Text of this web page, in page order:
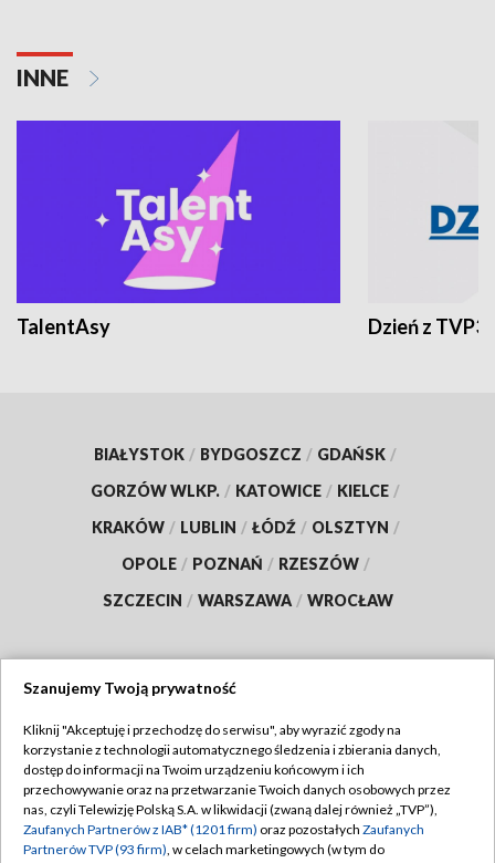
INNE
TalentAsy Dzień z TVP3
BIAŁYSTOK / BYDGOSZCZ / GDAŃSK /
GORZÓW WLKP. / KATOWICE / KIELCE /
KRAKÓW / LUBLIN / ŁÓDŹ / OLSZTYN /
OPOLE / POZNAŃ / RZESZÓW /
SZCZECIN / WARSZAWA / WROCŁAW
TVP
Abonament TVP
Emisja w TVP
Regulamin TVP
Polityka prywatności
Szanujemy Twoją prywatność
Kliknij "Akceptuję i przechodzę do serwisu", aby wyrazić zgody na
korzystanie z technologii automatycznego śledzenia i zbierania danych,
dostęp do informacji na Twoim urządzeniu końcowym i ich
przechowywanie oraz na przetwarzanie Twoich danych osobowych przez
nas, czyli Telewizję Polską S.A. w likwidacji (zwaną dalej również „TVP”),
Zaufanych Partnerów z IAB* (1201 firm) oraz pozostałych Zaufanych
Partnerów TVP (93 firm), w celach marketingowych (w tym do